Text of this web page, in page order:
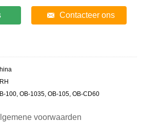
Contacteer ons
100, OB-1035, OB-105, OB-CD60
voorwaarden